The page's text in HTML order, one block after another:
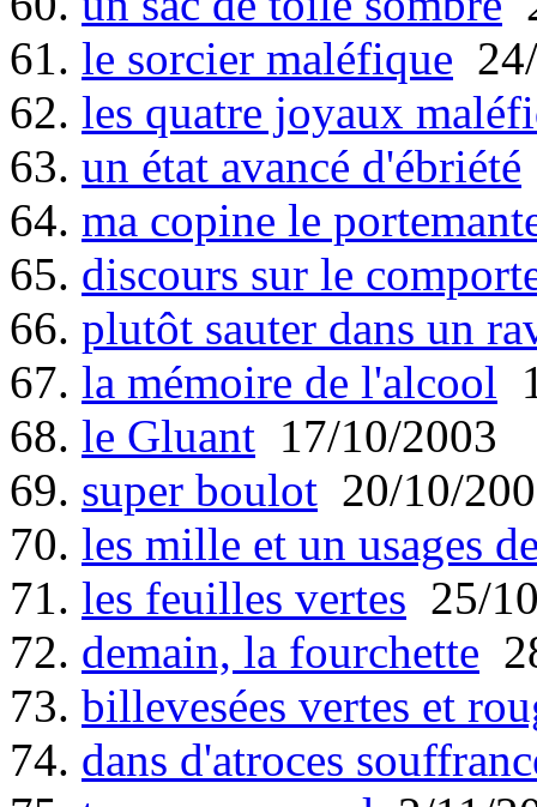
61. le sorcier maléfique
62. les quatre joyaux
63. un état avancé d'ébriété
64. ma copine le
65. discours sur le
66. plutôt sauter dans un
67. la mémoire de l'alcool
68. le Gluant 17/10/2003
69. super boulot 20/10/
70. les mille et un usages
71. les feuilles vertes 25/
72. demain, la fourchette
73. billevesées vertes et
74. dans d'atroces